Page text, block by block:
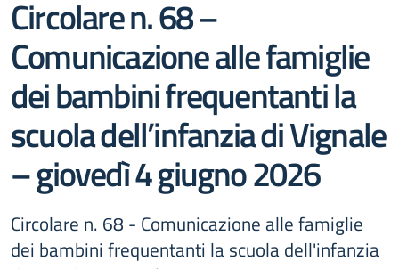
Circolare n. 68 –
Comunicazione alle famiglie
dei bambini frequentanti la
scuola dell’infanzia di Vignale
– giovedì 4 giugno 2026
Circolare n. 68 - Comunicazione alle famiglie
dei bambini frequentanti la scuola dell'infanzia